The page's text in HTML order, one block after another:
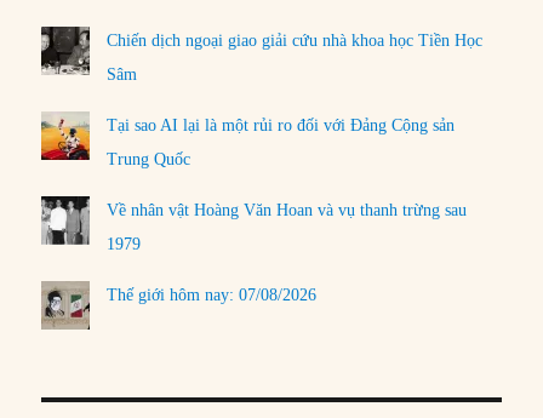
Chiến dịch ngoại giao giải cứu nhà khoa học Tiền Học
Sâm
Tại sao AI lại là một rủi ro đối với Đảng Cộng sản
Trung Quốc
Về nhân vật Hoàng Văn Hoan và vụ thanh trừng sau
1979
Thế giới hôm nay: 07/08/2026